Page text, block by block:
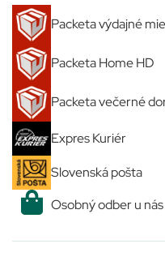
Packeta výdajné
Packeta Home HD
Packeta večerné
Expres Kuriér
Slovenská pošta
Osobný odber u nás